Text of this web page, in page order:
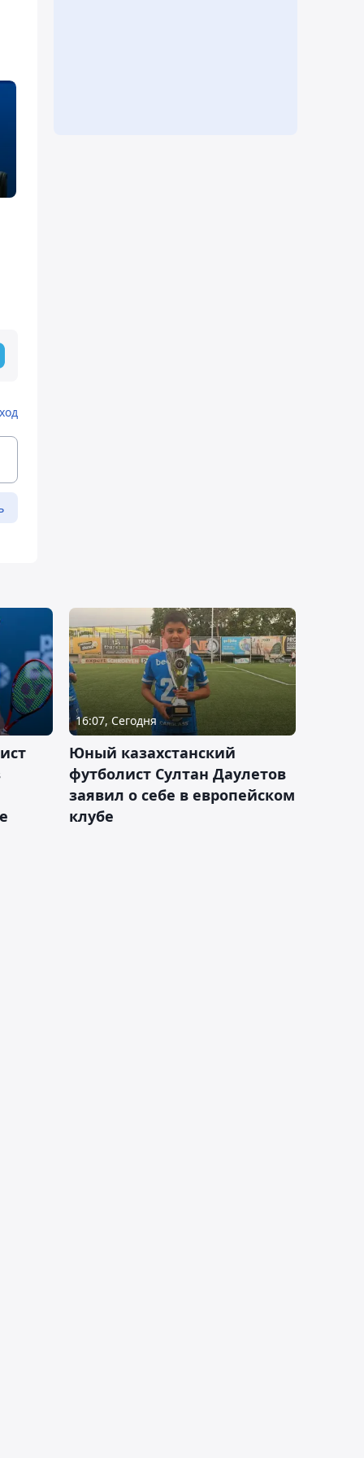
16:07, Сегодня
Юный казахстанский
футболист Султан Даулетов
заявил о себе в европейском
клубе